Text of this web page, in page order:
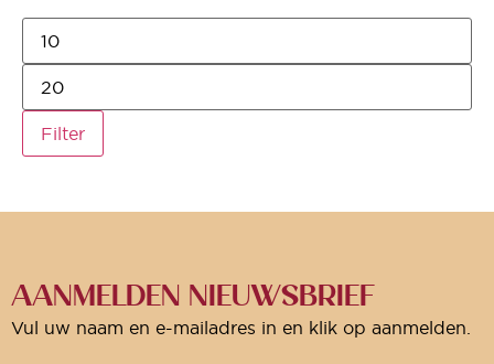
Filter
AANMELDEN NIEUWSBRIEF
Vul uw naam en e-mailadres in en klik op aanmelden.